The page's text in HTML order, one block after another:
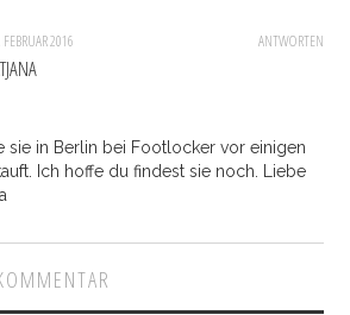
ANTWORTEN
2016
sie in Berlin bei Footlocker vor einigen
Ich hoffe du findest sie noch. Liebe